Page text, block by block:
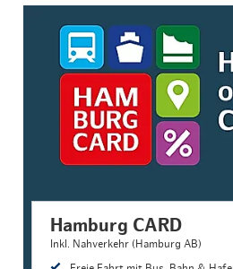
Hamburg CARD
Inkl. Nahverkehr (Hamburg AB)